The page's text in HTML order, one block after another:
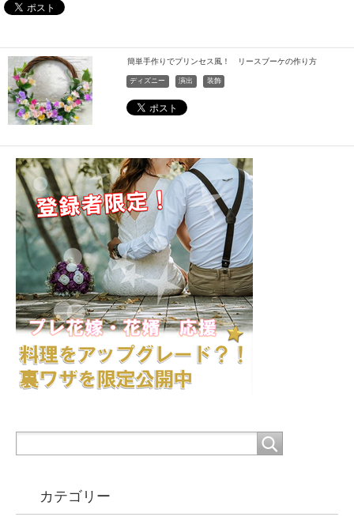
簡単手作りでプリンセス風！ リースブーケの作り方
ディズニー 演出 装飾
カテゴリー